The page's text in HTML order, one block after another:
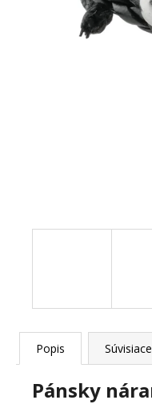
Popis
Pánsky
22,87 €